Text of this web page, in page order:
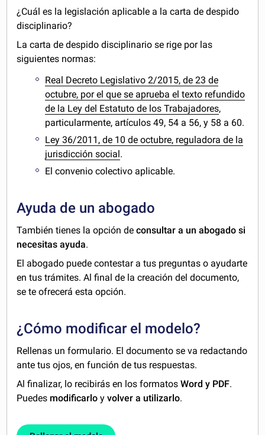
¿Cuál es la legislación aplicable a la carta de despido
disciplinario?
La carta de despido disciplinario se rige por las
siguientes normas:
Real Decreto Legislativo 2/2015, de 23 de
octubre, por el que se aprueba el texto refundido
de la Ley del Estatuto de los Trabajadores,
particularmente, artículos 49, 54 a 56, y 58 a 60.
Ley 36/2011, de 10 de octubre, reguladora de la
jurisdicción social .
El convenio colectivo aplicable.
Ayuda de un abogado
También tienes la opción deconsultar a un abogado si
necesitas ayuda.
El abogado puede contestar a tus preguntas o ayudarte
en tus trámites. Al final de la creación del documento,
se te ofrecerá esta opción.
¿Cómo modificar el modelo?
Rellenas un formulario. El documento se va redactando
ante tus ojos, en función de tus respuestas.
Al finalizar, lo recibirás en los formatosWord y PDF.
Puedes modificarlo yvolver a utilizarlo.